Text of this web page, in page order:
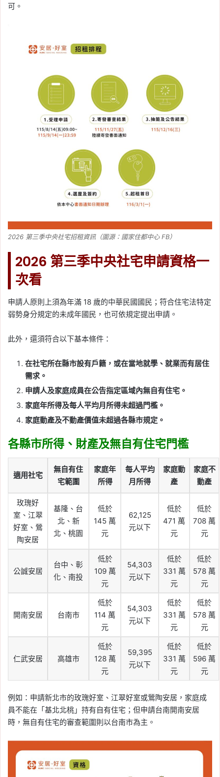
可。
2026 第三季中央社宅招租資訊（圖源：國家住都中心 FB）
2026 第三季中央社宅申請資格一
次看
申請人原則上須為年滿 18 歲的中華民國國民；符合住宅法特定
弱勢身分規定的未成年國民，也可依規定提出申請。
此外，還須符合以下基本條件：
在社宅所在縣市設有戶籍，或在當地就學、就業而有居住
需求。
申請人及家庭成員在公告指定區域內無自有住宅。
家庭年所得及每人平均月所得未超過門檻。
家庭動產及不動產價值未超過各縣市規定。
各縣市所得、財產及無自有住宅門檻
適用社宅
無自有住
宅範圍
家庭年
所得
每人平均
月所得
家庭動
產
家庭不
動產
玫瑰好
室、江翠
好室、鶯
陶安居
基隆、台
北、新
北、桃園
低於
145 萬
元
62,125
元以下
低於
471 萬
元
低於
708 萬
元
公誠安居
台中、彰
化、南投
低於
109 萬
元
54,303
元以下
低於
331 萬
元
低於
578 萬
元
開南安居 台南市
低於
114 萬
元
54,303
元以下
低於
331 萬
元
低於
578 萬
元
仁武安居 高雄市
低於
128 萬
元
59,395
元以下
低於
331 萬
元
低於
596 萬
元
例如：申請新北市的玫瑰好室、江翠好室或鶯陶安居，家庭成
員不能在「基北北桃」持有自有住宅；但申請台南開南安居
時，無自有住宅的審查範圍則以台南市為主。